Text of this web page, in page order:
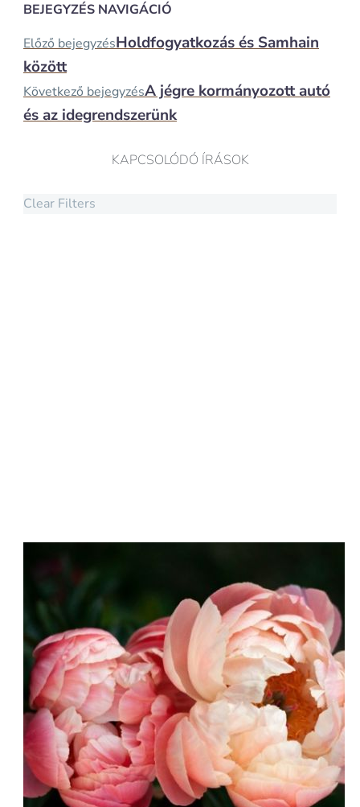
BEJEGYZÉS NAVIGÁCIÓ
Előző bejegyzésHoldfogyatkozás és Samhain
között
Következő bejegyzésA jégre kormányozott autó
és az idegrendszerünk
KAPCSOLÓDÓ ÍRÁSOK
Clear Filters